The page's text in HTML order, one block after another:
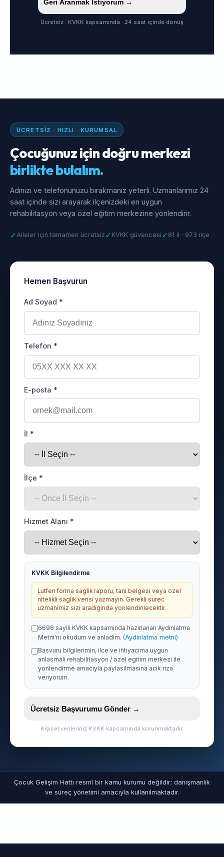
Geri Aranmak İstiyorum →
Ücretsiz · KVKK kapsamında · 24 saat içinde dönüş
ÜCRETSIZ · HIZLI · KURUMSAL
Çocuğunuz için doğru merkezi
birlikte bulalım.
Adınızı ve telefonunuzu bırakmanız yeterli. Uzmanlarımız 24
saat içinde sizi arayarak ilçenizdeki en uygun
rehabilitasyon veya özel eğitim merkezine yönlendirir.
✓Aileler için tamamen ücretsiz ✓ KVKK güvencesi ✓ 81 il · 973 ilçe
Hemen Başvurun
Ad Soyad *
Telefon *
E-posta *
İl *
İlçe *
Hizmet Alanı *
KVKK Bilgilendirme
Lutfen forma saglik raporu, tani belgesi veya ozel
nitelikli saglik verisi yazmayin. Gerekli surec
uzmanimiz sizi aradiginda yonlendirilecektir.
6698 sayili KVKK kapsaminda hazirlanan Aydinlatma
Metni'ni okudum ve anladim. (Aydinlatma metni)
Basvuru bilgilerimin, ilce ve ihtiyacima uygun
anlasmali rehabilitasyon / ozel egitim merkezi ile
yonlendirme amaciyla paylasilmasina acik riza
veriyorum.
Ücretsiz Başvurumu Gönder →
Kişisel verileriniz KVKK kapsamında korunmaktadır.
Çocuk Gelişim Hattı resmî bir kamu kurumu değildir; danışmanlık
ve süreç yönetimi amacıyla kullanılmaktadır.